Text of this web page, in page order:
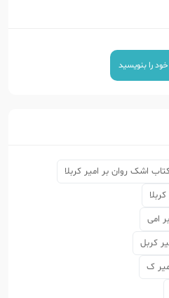
را بنویسید
اشک روان بر امیر کربلا
امی
کربل
ک